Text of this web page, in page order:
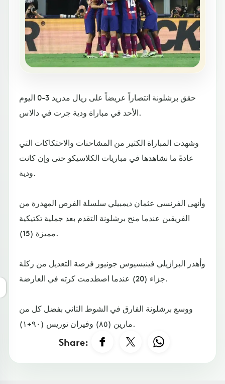
حقق برشلونة انتصاراً عريضاً على ريال مدريد 3-0 اليوم
الأحد في مباراة ودية جرت في دالاس.
وشهدت المباراة الكثير من المشاحنات والاحتكاكات التي
عادةً ما نشاهدها في مباريات الكلاسيكو حتى وإن كانت
ودية.
وأنهى الفرنسي عثمان ديمبيلي سلسلة الفرص المهدرة من
الفريقين عندما منح برشلونة التقدم بعد جملية تكتيكية
مميزة (15).
وأهدر البرازيلي فينيسيوس جونيور فرصة التعديل من ركلة
جزاء (20) عندما اصطدمت كرته في العارضة.
ووسع برشلونة الفارق في الشوط الثاني بفضل كل من
مارين (٨٥) وفيران توريس (٩٠+١).
Share: